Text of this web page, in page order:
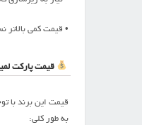
• قیمت کمی بالاتر
قیمت پارکت
قیمت این برند با
به طور کلی: